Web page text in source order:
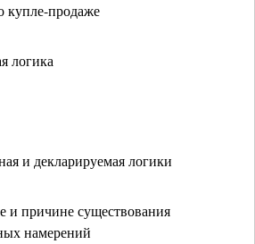
купле-продаже
логика
и декларируемая логики
и причине существования
намерений